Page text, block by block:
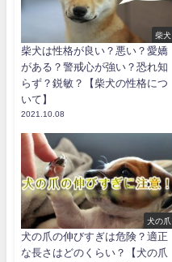
柴犬
柴犬は性格が良い？悪い？愛嬌
がある？警戒心が強い？恐れ知
らず？鋭敏？【柴犬の性格につ
いて】
2021.10.08
犬の爪
犬の爪の伸びすぎは危険？適正
な長さはどのくらい？【犬の爪